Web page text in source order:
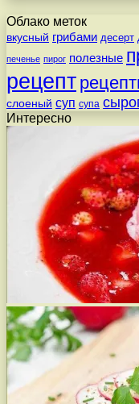
Облако меток
вкусный грибами десерт
печенье пирог полезные
рецепт
слоеный суп супа
Интересно